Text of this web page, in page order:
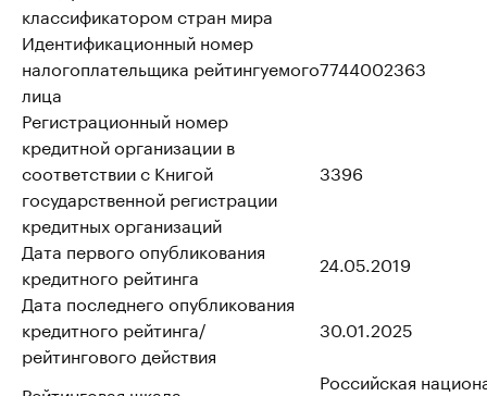
классификатором стран мира
Идентификационный номер
налогоплательщика рейтингуемого
лица
7744002363
Регистрационный номер
кредитной организации в
соответствии с Книгой
государственной регистрации
кредитных организаций
3396
Дата первого опубликования
кредитного рейтинга
24.05.2019
Дата последнего опубликования
кредитного рейтинга/
рейтингового действия
30.01.2025
Российская